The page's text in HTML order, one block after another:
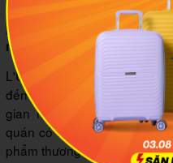
- L'Usine Phu My Hung: GF
phường Tân Hưng (Quận 7
mở cửa:
07:30 - 21:00
L'Usine không chỉ là quán
đến những món brunch vừa
gian nơi đây được lấy
quán có khu thưởng thức
phẩm thương hiệu L’usine.